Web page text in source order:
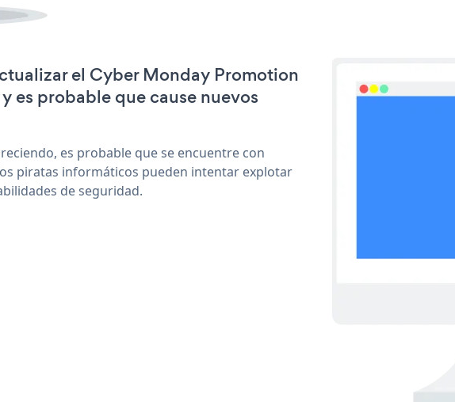
el Cyber Monday Promotion
es probable que cause nuevos
es probable que se encuentre con
piratas informáticos pueden intentar explotar
de seguridad.